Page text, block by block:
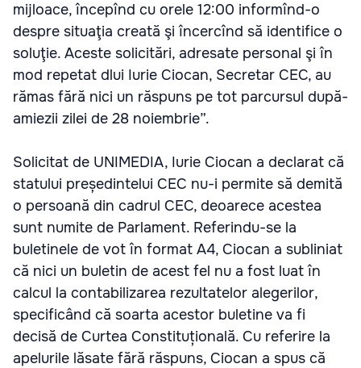
mijloace, începînd cu orele 12:00 informînd-o
despre situaţia creată şi încercînd să identifice o
soluţie. Aceste solicitări, adresate personal şi în
mod repetat dlui Iurie Ciocan, Secretar CEC, au
rămas fără nici un răspuns pe tot parcursul după-
amiezii zilei de 28 noiembrie”.
Solicitat de UNIMEDIA, Iurie Ciocan a declarat că
statului președintelui CEC nu-i permite să demită
o persoană din cadrul CEC, deoarece acestea
sunt numite de Parlament. Referindu-se la
buletinele de vot în format A4, Ciocan a subliniat
că nici un buletin de acest fel nu a fost luat în
calcul la contabilizarea rezultatelor alegerilor,
specificând că soarta acestor buletine va fi
decisă de Curtea Constituțională. Cu referire la
apelurile lăsate fără răspuns, Ciocan a spus că